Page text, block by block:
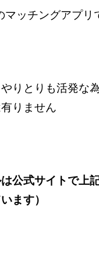
マッチングアプ
りとりも活発な
りません
は公式サイトで上
ます）